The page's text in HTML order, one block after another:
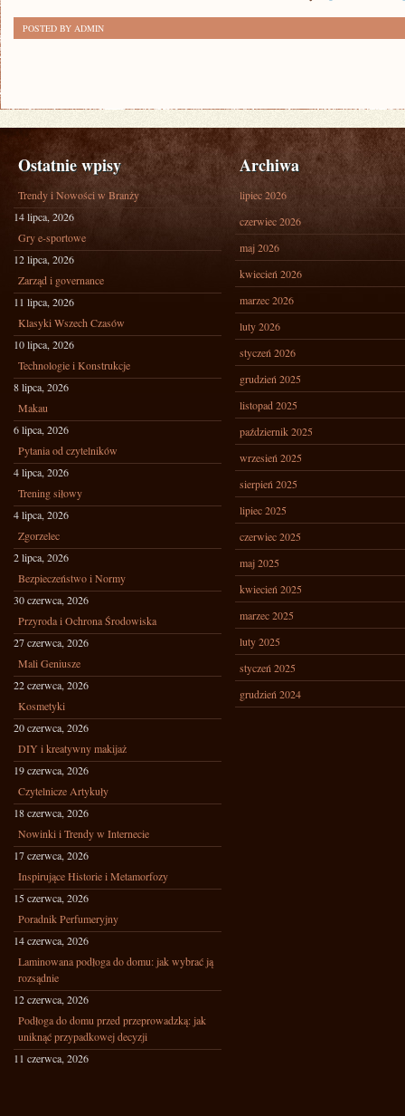
POSTED BY ADMIN
Ostatnie wpisy
Trendy i Nowości w Branży
14 lipca, 2026
Gry e-sportowe
12 lipca, 2026
Zarząd i governance
11 lipca, 2026
Klasyki Wszech Czasów
10 lipca, 2026
Technologie i Konstrukcje
8 lipca, 2026
Makau
6 lipca, 2026
Pytania od czytelników
4 lipca, 2026
Trening siłowy
4 lipca, 2026
Zgorzelec
2 lipca, 2026
Bezpieczeństwo i Normy
30 czerwca, 2026
Przyroda i Ochrona Środowiska
27 czerwca, 2026
Mali Geniusze
22 czerwca, 2026
Kosmetyki
20 czerwca, 2026
DIY i kreatywny makijaż
19 czerwca, 2026
Czytelnicze Artykuły
18 czerwca, 2026
Nowinki i Trendy w Internecie
17 czerwca, 2026
Inspirujące Historie i Metamorfozy
15 czerwca, 2026
Poradnik Perfumeryjny
14 czerwca, 2026
Laminowana podłoga do domu: jak wybrać ją
rozsądnie
12 czerwca, 2026
Podłoga do domu przed przeprowadzką: jak
uniknąć przypadkowej decyzji
11 czerwca, 2026
Archiwa
lipiec 2026
czerwiec 2026
maj 2026
kwiecień 2026
marzec 2026
luty 2026
styczeń 2026
grudzień 2025
listopad 2025
październik 2025
wrzesień 2025
sierpień 2025
lipiec 2025
czerwiec 2025
maj 2025
kwiecień 2025
marzec 2025
luty 2025
styczeń 2025
grudzień 2024